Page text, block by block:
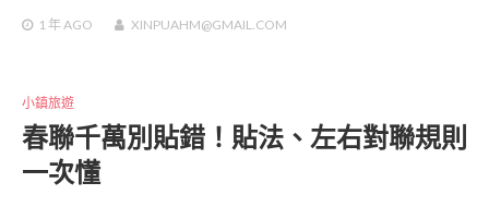
1 年 AGO XINPUAHM@GMAIL.COM
小鎮旅遊
春聯千萬別貼錯！貼法、左右對聯規則
一次懂